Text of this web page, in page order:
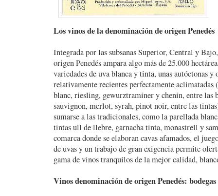
Los vinos de la denominación de origen Penedés
Integrada por las subsanas Superior, Central y
origen Penedés ampara algo más de 25.000
variedades de uva blanca y tinta, unas autóctonas
relativamente recientes perfectamente aclimatadas
blanc, riesling, gewurztraminer y chenin, entre las
sauvignon, merlot, syrah, pinot noir, entre las
sumarse a las tradicionales, como la parellada
tintas ull de llebre, garnacha tinta, monastrell y
comarca donde se elaboran cavas afamados, el
de uvas y un trabajo de gran exigencia permite
gama de vinos tranquilos de la mejor calidad,
Vinos denominación de origen Penedés: bodegas